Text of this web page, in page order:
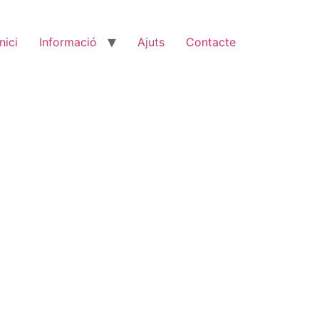
Informació Ajuts Contacte